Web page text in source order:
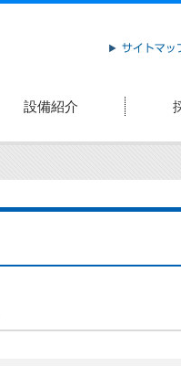
設備紹介